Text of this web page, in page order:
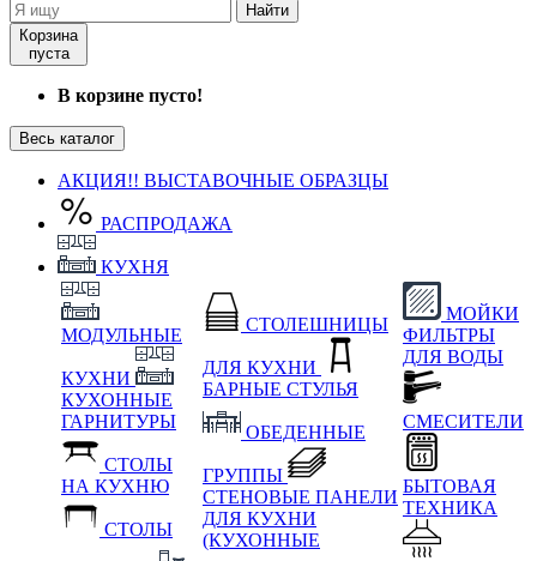
Найти
Корзина
пуста
В корзине пусто!
Весь каталог
АКЦИЯ!! ВЫСТАВОЧНЫЕ ОБРАЗЦЫ
РАСПРОДАЖА
КУХНЯ
МОДУЛЬНЫЕ
КУХНИ
КУХОННЫЕ
ГАРНИТУРЫ
СТОЛЫ
НА КУХНЮ
СТОЛЫ
СТОЛЕШНИЦЫ
ДЛЯ КУХНИ
БАРНЫЕ СТУЛЬЯ
ОБЕДЕННЫЕ
ГРУППЫ
СТЕНОВЫЕ ПАНЕЛИ
ДЛЯ КУХНИ
(КУХОННЫЕ
МОЙКИ
ФИЛЬТРЫ
ДЛЯ ВОДЫ
СМЕСИТЕЛИ
БЫТОВАЯ
ТЕХНИКА